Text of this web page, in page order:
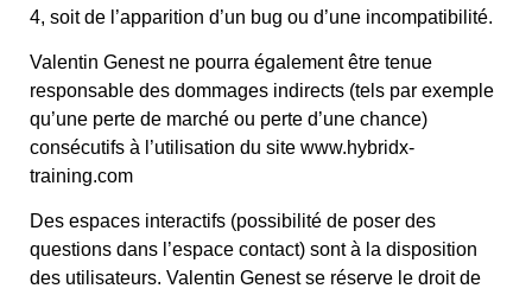
4, soit de l’apparition d’un bug ou d’une incompatibilité.
Valentin Genest ne pourra également être tenue
responsable des dommages indirects (tels par exemple
qu’une perte de marché ou perte d’une chance)
consécutifs à l’utilisation du site www.hybridx-
training.com
Des espaces interactifs (possibilité de poser des
questions dans l’espace contact) sont à la disposition
des utilisateurs. Valentin Genest se réserve le droit de